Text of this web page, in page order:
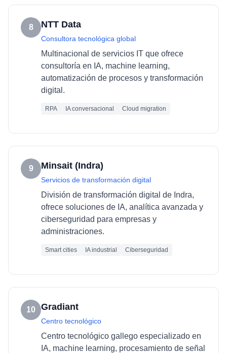
8 NTT Data
Consultora tecnológica global
Multinacional de servicios IT que ofrece
consultoría en IA, machine learning,
automatización de procesos y transformación
digital.
RPA IA conversacional Cloud migration
9 Minsait (Indra)
Servicios de transformación digital
División de transformación digital de Indra,
ofrece soluciones de IA, analítica avanzada y
ciberseguridad para empresas y
administraciones.
Smart cities IA industrial Ciberseguridad
10 Gradiant
Centro tecnológico
Centro tecnológico gallego especializado en
IA, machine learning, procesamiento de señal